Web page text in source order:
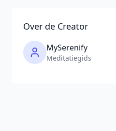
Over de Creator
MySerenify
Meditatiegids